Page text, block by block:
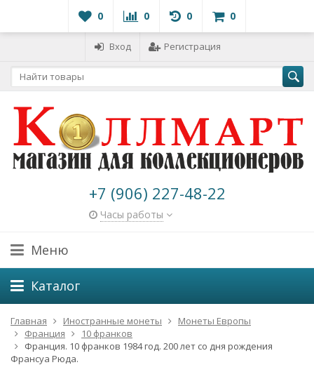
0 0 0 0
Вход Регистрация
+7 (906) 227-48-22
Часы работы
Меню
Каталог
Главная Иностранные монеты
Монеты Европы
Франция
10 франков
Франция. 10 франков 1984 год. 200 лет со дня рождения
Франсуа Рюда.